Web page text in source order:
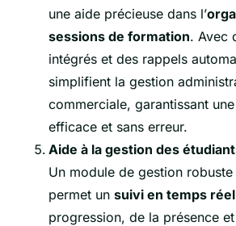
une aide précieuse dans l’
sessions de formation. Avec
intégrés et des rappels
simplifient la gestion
commerciale, garantissant
efficace et sans erreur.
Aide à la gestion des
Un module de gestion
permet un suivi en temps réel
progression, de la présence et